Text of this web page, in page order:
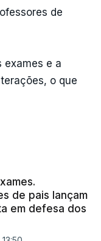
de
exames e a
o que
de pais lançam
em defesa dos